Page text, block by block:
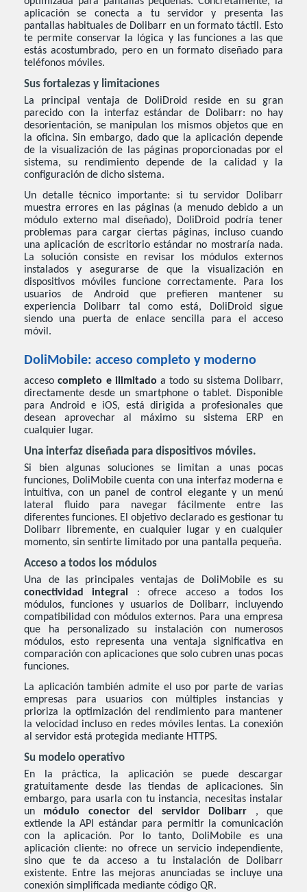
aplicación se conecta a tu servidor y presenta las
pantallas habituales de Dolibarr en un formato táctil. Esto
te permite conservar la lógica y las funciones a las que
estás acostumbrado, pero en un formato diseñado para
teléfonos móviles.
Sus fortalezas y limitaciones
La principal ventaja de DoliDroid reside en su gran
parecido con la interfaz estándar de Dolibarr: no hay
desorientación, se manipulan los mismos objetos que en
la oficina. Sin embargo, dado que la aplicación depende
de la visualización de las páginas proporcionadas por el
sistema, su rendimiento depende de la calidad y la
configuración de dicho sistema.
Un detalle técnico importante: si tu servidor Dolibarr
muestra errores en las páginas (a menudo debido a un
módulo externo mal diseñado), DoliDroid podría tener
problemas para cargar ciertas páginas, incluso cuando
una aplicación de escritorio estándar no mostraría nada.
La solución consiste en revisar los módulos externos
instalados y asegurarse de que la visualización en
dispositivos móviles funcione correctamente. Para los
usuarios de Android que prefieren mantener su
experiencia Dolibarr tal como está, DoliDroid sigue
siendo una puerta de enlace sencilla para el acceso
móvil.
DoliMobile: acceso completo y moderno
accesocompleto e ilimitado a todo su sistema Dolibarr,
directamente desde un smartphone o tablet. Disponible
para Android e iOS, está dirigida a profesionales que
desean aprovechar al máximo su sistema ERP en
cualquier lugar.
Una interfaz diseñada para dispositivos móviles.
Si bien algunas soluciones se limitan a unas pocas
funciones, DoliMobile cuenta con una interfaz moderna e
intuitiva, con un panel de control elegante y un menú
lateral fluido para navegar fácilmente entre las
diferentes funciones. El objetivo declarado es gestionar tu
Dolibarr libremente, en cualquier lugar y en cualquier
momento, sin sentirte limitado por una pantalla pequeña.
Acceso a todos los módulos
Una de las principales ventajas de DoliMobile es su
conectividad integral : ofrece acceso a todos los
módulos, funciones y usuarios de Dolibarr, incluyendo
compatibilidad con módulos externos. Para una empresa
que ha personalizado su instalación con numerosos
módulos, esto representa una ventaja significativa en
comparación con aplicaciones que solo cubren unas pocas
funciones.
La aplicación también admite el uso por parte de varias
empresas para usuarios con múltiples instancias y
prioriza la optimización del rendimiento para mantener
la velocidad incluso en redes móviles lentas. La conexión
al servidor está protegida mediante HTTPS.
Su modelo operativo
En la práctica, la aplicación se puede descargar
gratuitamente desde las tiendas de aplicaciones. Sin
embargo, para usarla con tu instancia, necesitas instalar
un módulo conector del servidor Dolibarr , que
extiende la API estándar para permitir la comunicación
con la aplicación. Por lo tanto, DoliMobile es una
aplicación cliente: no ofrece un servicio independiente,
sino que te da acceso a tu instalación de Dolibarr
existente. Entre las mejoras anunciadas se incluye una
conexión simplificada mediante código QR.